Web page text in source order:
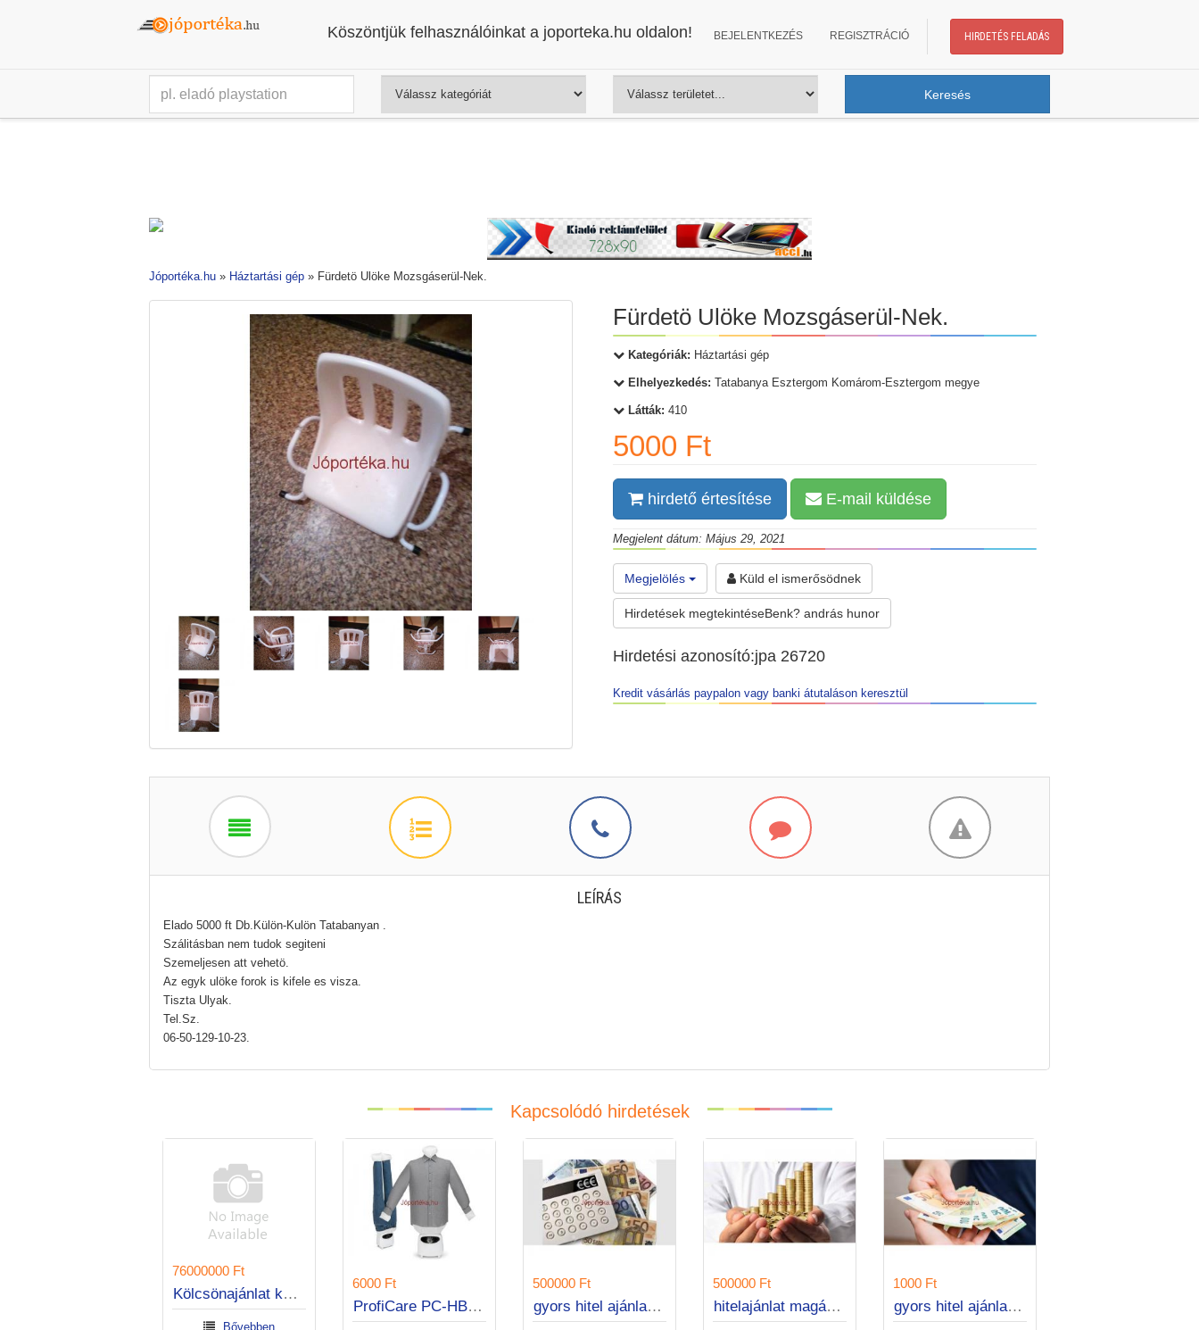
Köszöntjük felhasználóinkat a joporteka.hu oldalon! BEJELENTKEZÉS REGISZTRÁCIÓ HIRDETÉS FELADÁS
Jóportéka.hu » Háztartási gép » Fürdetö Ulöke Mozsgáserül-Nek.
Fürdetö Ulöke Mozsgáserül-Nek.
Kategóriák: Háztartási gép
Elhelyezkedés: Tatabanya Esztergom Komárom-Esztergom megye
Látták: 410
5000 Ft
hirdető értesítése E-mail küldése
Megjelent dátum: Május 29, 2021
Megjelölés Küld el ismerősödnek
Hirdetések megtekintéseBenk? andrás hunor
Hirdetési azonosító:jpa 26720
Kredit vásárlás paypalon vagy banki átutaláson keresztül
LEÍRÁS
Elado 5000 ft Db.Külön-Kulön Tatabanyan .
Szálitásban nem tudok segiteni
Szemeljesen att vehetö.
Az egyk ulöke forok is kifele es visza.
Tiszta Ulyak.
Tel.Sz.
06-50-129-10-23.
Kapcsolódó hirdetések
76000000 Ft
Bővebben
500000 Ft 500000 Ft